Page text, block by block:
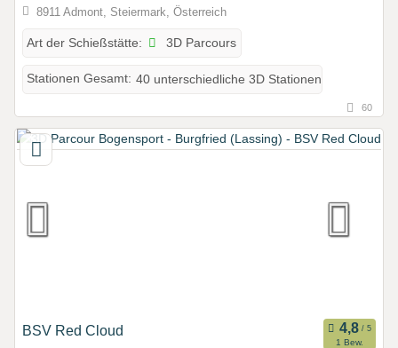
8911 Admont, Steiermark, Österreich
Art der Schießstätte: 3D Parcours
Stationen Gesamt: 40 unterschiedliche 3D Stationen
60
BSV Red Cloud
1 Bew.